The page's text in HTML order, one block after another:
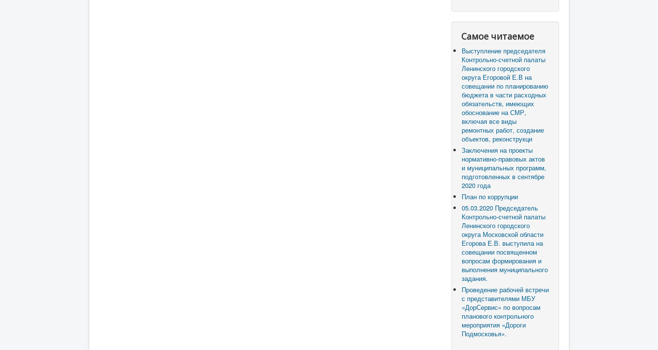
Самое читаемое
Выступление председателя
Контрольно-счетной палаты
Ленинского городского
округа Егоровой Е.В на
совещании по планированию
бюджета в части расходных
обязательств, имеющих
обоснование на СМР,
включая все виды
ремонтных работ, создание
объектов, реконструкци
Заключения на проекты
нормативно-правовых актов
и муниципальных программ,
подготовленных в сентябре
2020 года
План по коррупции
05.03.2020 Председатель
Контрольно-счетной палаты
Ленинского городского
округа Московской области
Егорова Е.В. выступила на
совещании посвященном
вопросам формирования и
выполнения муниципального
задания.
Проведение рабочей встречи
с представителями МБУ
«ДорСервис» по вопросам
планового контрольного
мероприятия «Дороги
Подмосковья».